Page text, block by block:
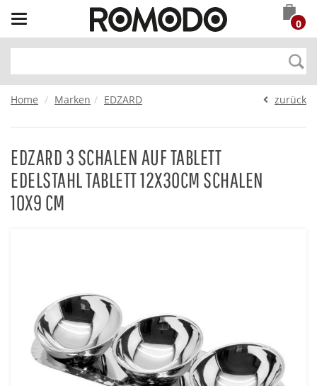
Toggle
navigation
0
Home Marken EDZARD zurück
EDZARD 3 SCHALEN AUF TABLETT
EDELSTAHL TABLETT 12X30CM SCHALEN
10X9 CM